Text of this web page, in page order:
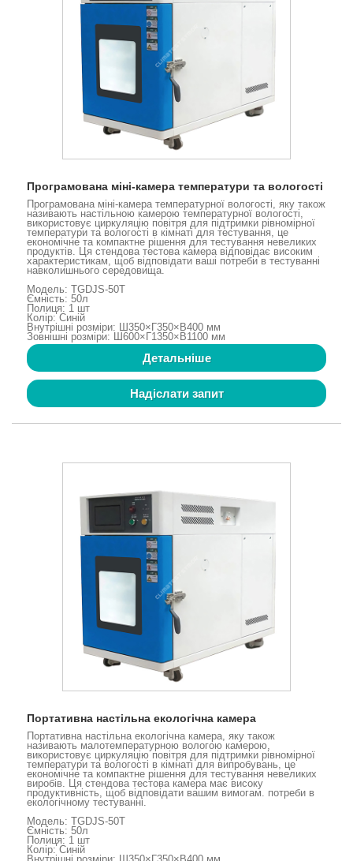
Програмована міні-камера температури та вологості
Програмована міні-камера температурної вологості, яку також
називають настільною камерою температурної вологості,
використовує циркуляцію повітря для підтримки рівномірної
температури та вологості в кімнаті для тестування, це
економічне та компактне рішення для тестування невеликих
продуктів. Ця стендова тестова камера відповідає високим
характеристикам, щоб відповідати ваші потреби в тестуванні
навколишнього середовища.
Модель: TGDJS-50T
Ємність: 50л
Полиця: 1 шт
Колір: Синій
Внутрішні розміри: Ш350×Г350×В400 мм
Зовнішні розміри: Ш600×Г1350×В1100 мм
Детальніше
Надіслати запит
Портативна настільна екологічна камера
Портативна настільна екологічна камера, яку також
називають малотемпературною вологою камерою,
використовує циркуляцію повітря для підтримки рівномірної
температури та вологості в кімнаті для випробувань, це
економічне та компактне рішення для тестування невеликих
виробів. Ця стендова тестова камера має високу
продуктивність, щоб відповідати вашим вимогам. потреби в
екологічному тестуванні.
Модель: TGDJS-50T
Ємність: 50л
Полиця: 1 шт
Колір: Синій